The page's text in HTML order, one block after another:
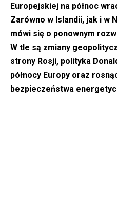
Europejskiej na północ
Zarówno w Islandii, jak i w
mówi się o ponownym
W tle są zmiany
strony Rosji, polityka
północy Europy oraz
bezpieczeństwa